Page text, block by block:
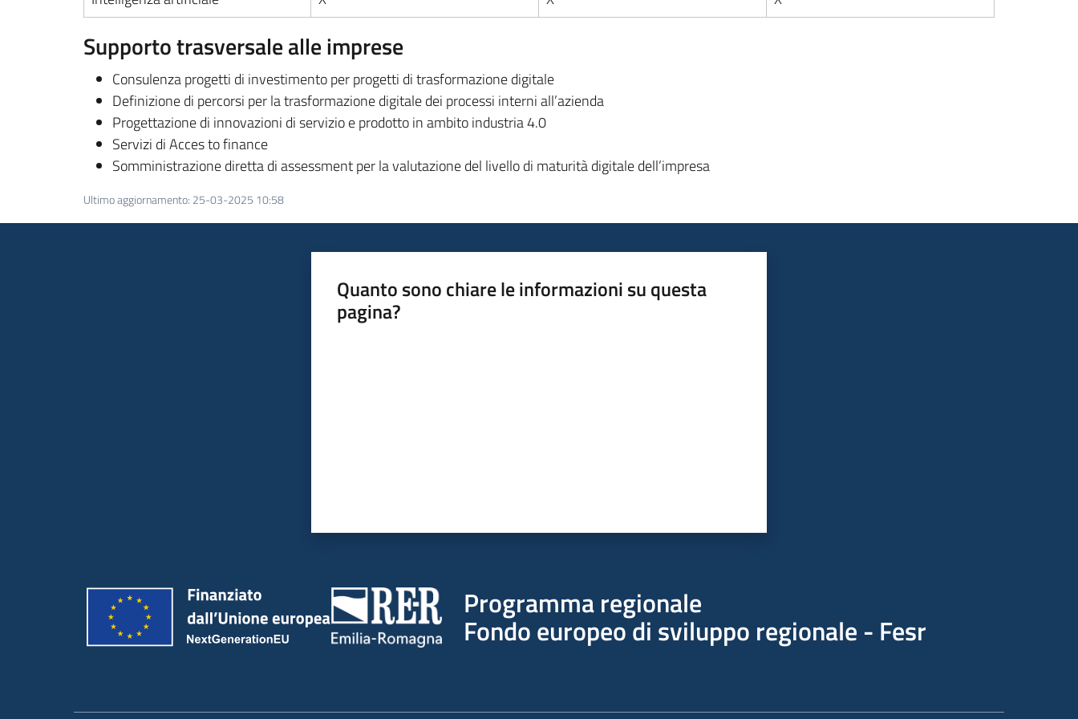
Supporto trasversale alle imprese
Consulenza progetti di investimento per progetti di trasformazione digitale
Definizione di percorsi per la trasformazione digitale dei processi interni all’azienda
Progettazione di innovazioni di servizio e prodotto in ambito industria 4.0
Servizi di Acces to finance
Somministrazione diretta di assessment per la valutazione del livello di maturità digitale dell’impresa
Ultimo aggiornamento: 25-03-2025 10:58
Quanto sono chiare le informazioni su questa
pagina?
Programma regionale
Fondo europeo di sviluppo regionale - Fesr